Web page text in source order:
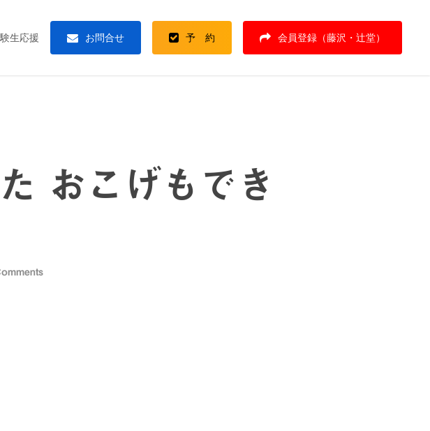
生応援 お問合せ 予 約 会員登録（藤沢・辻堂）
おこげもでき